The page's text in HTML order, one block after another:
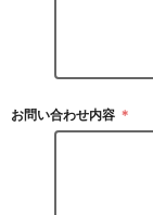
お問い合わせ内容 ＊